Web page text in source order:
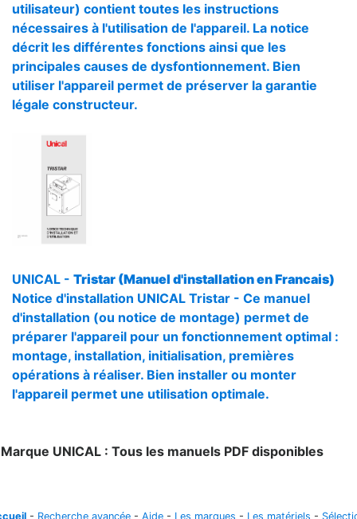
utilisateur) contient toutes les instructions
nécessaires à l'utilisation de l'appareil. La notice
décrit les différentes fonctions ainsi que les
principales causes de dysfontionnement. Bien
utiliser l'appareil permet de préserver la garantie
légale constructeur.
UNICAL - Tristar (Manuel d'installation en Francais)
Notice d'installation UNICAL Tristar - Ce manuel
d'installation (ou notice de montage) permet de
préparer l'appareil pour un fonctionnement optimal :
montage, installation, initialisation, premières
opérations à réaliser. Bien installer ou monter
l'appareil permet une utilisation optimale.
Marque UNICAL : Tous les manuels PDF disponibles
- Recherche avancée - Aide - Les marques - Les matériels -